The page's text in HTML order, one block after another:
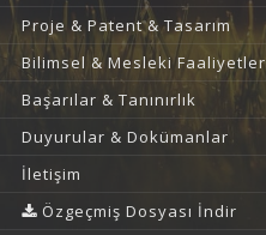
Proje & Patent & Tasarım
Bilimsel & Mesleki Faaliyetler
Başarılar & Tanınırlık
Duyurular & Dokümanlar
İletişim
Özgeçmiş Dosyası İndir